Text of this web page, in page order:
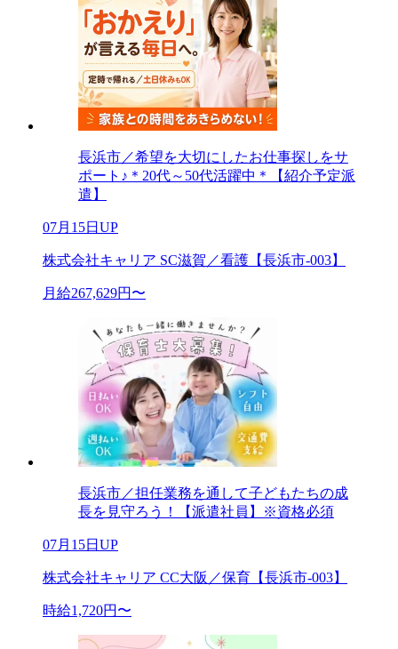
長浜市／希望を大切にしたお仕事探しをサ
ポート♪＊20代～50代活躍中＊【紹介予定派
遣】
07月15日UP
株式会社キャリア SC滋賀／看護【長浜市-003】
月給267,629円〜
長浜市／担任業務を通して子どもたちの成
長を見守ろう！【派遣社員】※資格必須
07月15日UP
株式会社キャリア CC大阪／保育【長浜市-003】
時給1,720円〜